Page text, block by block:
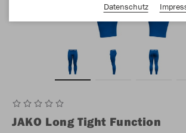
JAKO Long Tight Function
Datenschutz